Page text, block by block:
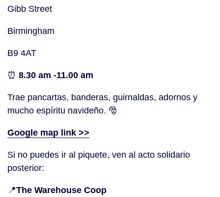
Gibb Street
Birmingham
B9 4AT
⏰ 8.30 am -11.00 am
Trae pancartas, banderas, guirnaldas, adornos y
mucho espíritu navideño. 🎅
Google map link >>
Si no puedes ir al piquete, ven al acto solidario
posterior:
📍The Warehouse Coop